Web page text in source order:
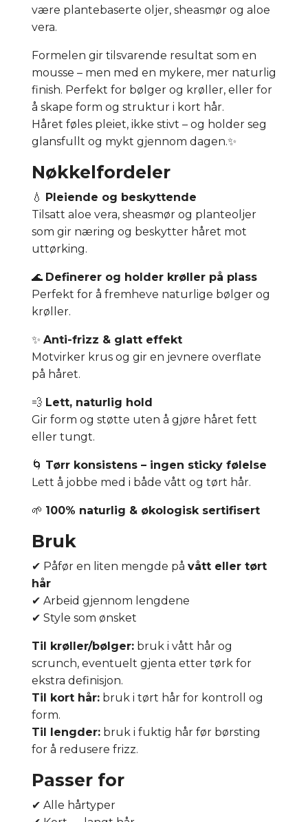
være plantebaserte oljer, sheasmør og aloe
vera.
Formelen gir tilsvarende resultat som en
mousse – men med en mykere, mer naturlig
finish. Perfekt for bølger og krøller, eller for
å skape form og struktur i kort hår.
Håret føles pleiet, ikke stivt – og holder seg
glansfullt og mykt gjennom dagen.✨
Nøkkelfordeler
💧 Pleiende og beskyttende
Tilsatt aloe vera, sheasmør og planteoljer
som gir næring og beskytter håret mot
uttørking.
🌊 Definerer og holder krøller på plass
Perfekt for å fremheve naturlige bølger og
krøller.
✨ Anti-frizz & glatt effekt
Motvirker krus og gir en jevnere overflate
på håret.
💨 Lett, naturlig hold
Gir form og støtte uten å gjøre håret fett
eller tungt.
🌀 Tørr konsistens – ingen sticky følelse
Lett å jobbe med i både vått og tørt hår.
🌱 100% naturlig & økologisk sertifisert
Bruk
✔ Påfør en liten mengde på vått eller tørt
hår
✔ Arbeid gjennom lengdene
✔ Style som ønsket
Til krøller/bølger: bruk i vått hår og
scrunch, eventuelt gjenta etter tørk for
ekstra definisjon.
Til kort hår: bruk i tørt hår for kontroll og
form.
Til lengder: bruk i fuktig hår før børsting
for å redusere frizz.
Passer for
✔ Alle hårtyper